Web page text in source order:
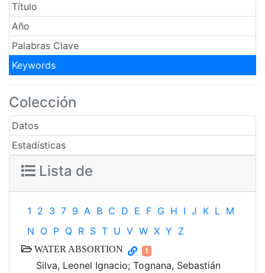
Título
Año
Palabras Clave
Keywords
Colección
Datos
Estadísticas
Lista de
1 2 3 7 9 A B C D E F G H I J K L M
N O P Q R S T U V W X Y Z
WATER ABSORTION 1
Silva, Leonel Ignacio; Tognana, Sebastián